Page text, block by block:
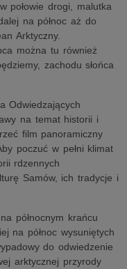
połowie drogi, malutka
na północ aż do
Arktyczny.
można tu również
zachodu słońca
Odwiedzających
na temat historii i
film panoramiczny
poczuć w pełni klimat
rdzennych
Samów, ich tradycje i
północnym krańcu
na północ wysuniętych
do odwiedzenie
arktycznej przyrody